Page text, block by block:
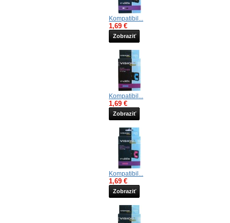
Kompatibil...
1,69 €
Zobraziť
Kompatibil...
1,69 €
Zobraziť
Kompatibil...
1,69 €
Zobraziť